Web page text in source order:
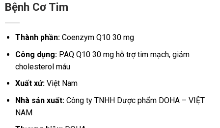
Bệnh Cơ Tim
Thành phần:Coenzym Q10 30 mg
Công dụng:PAQ Q10 30 mg hỗ trợ tim mạch, giảm
cholesterol máu
Xuất xứ:Việt Nam
Nhà sản xuất:Công ty TNHH Dược phẩm DOHA – VIỆT
NAM